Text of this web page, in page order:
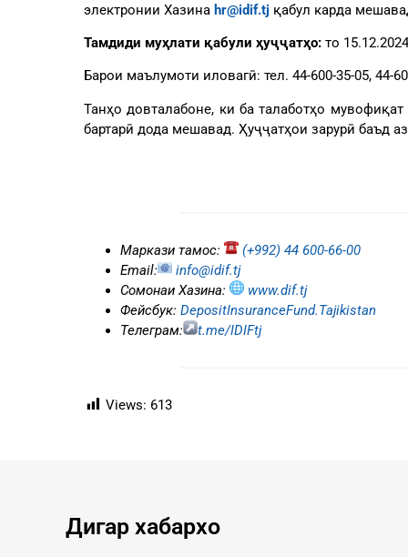
электронии Хазина hr@idif.tj қабул карда
Тамдиди муҳлати қабули ҳуҷҷатҳо: то
Барои маълумоти иловагӣ: тел. 44-600-35-05, 44-
Танҳо довталабоне, ки ба талаботҳо
бартарӣ дода мешавад. Ҳуҷҷатҳои зарурӣ баъд
Маркази тамос:
(+992) 44 600-66-00
Еmail:
info@idif.tj
Сомонаи Хазина:
www.dif.tj
Фейсбук: DepositInsuranceFund.Tajikistan
Телеграм:
t.me/IDIFtj
Views: 613
Дигар хабархо